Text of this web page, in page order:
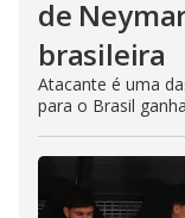
de
brasileira
Atacante é uma
para o Brasil